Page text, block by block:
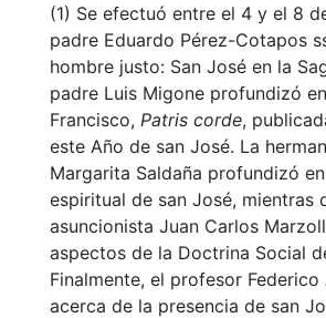
(1) Se efectuó entre el 4 y el 8
padre Eduardo Pérez-Cotapos
hombre justo: San José en la
padre Luis Migone profundizó
Francisco, Patris corde,
este Año de san José. La
Margarita Saldaña profundizó
espiritual de san José, mientras
asuncionista Juan Carlos
aspectos de la Doctrina Social
Finalmente, el profesor
acerca de la presencia de san